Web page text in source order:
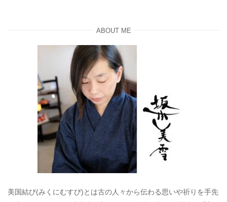
ABOUT ME
美国結び(みくにむすび)とは古の人々から伝わる思いや祈りを手先